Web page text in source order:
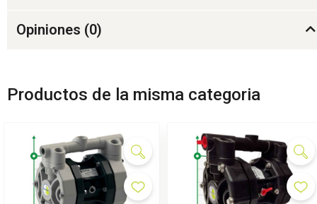
Opiniones (0)
Productos de la misma categoria